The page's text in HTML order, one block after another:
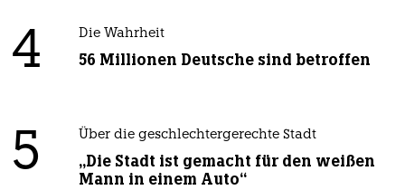
4 Die Wahrheit
56 Millionen Deutsche sind betroffen
5 Über die geschlechtergerechte Stadt
„Die Stadt ist gemacht für den weißen
Mann in einem Auto“